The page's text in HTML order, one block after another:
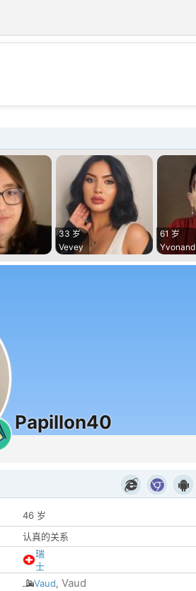
💕
33 岁
Vevey
61 岁
Yvonand
Papillon40
46 岁
认真的关系
瑞
士
Vaud, Vaud